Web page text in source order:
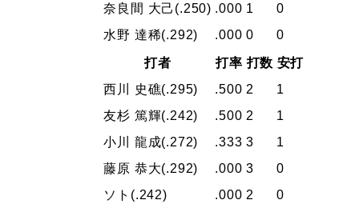
奈良間 大己 (.250) .000 1
0
水野 達稀(.292) .000 0 0
打者 打率 打数 安打
西川 史礁(.295) .500 2
1
友杉 篤輝(.242) .500 2
1
小川 龍成(.272) .333 3
1
藤原 恭大(.292) .000 3
0
ソト (.242) .000 2
0